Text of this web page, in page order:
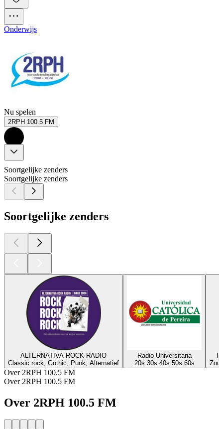
Onderwijs
Nu spelen
2RPH 100.5 FM
Soortgelijke zenders
Soortgelijke zenders
Soortgelijke zenders
ALTERNATIVA ROCK RADIO
Classic rock, Gothic, Punk, Alternatief
Radio Universitaria
20s 30s 40s 50s 60s
Over 2RPH 100.5 FM
Over 2RPH 100.5 FM
Over 2RPH 100.5 FM